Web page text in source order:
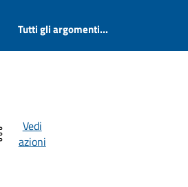
Tutti gli argomenti...
Vedi
azioni